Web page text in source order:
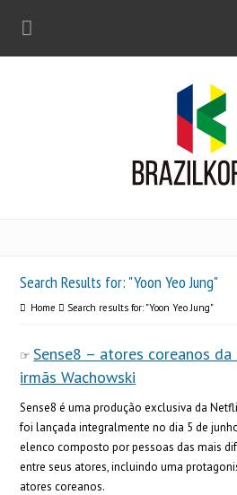
Search Results for: "Yoon Yeo Jung"
Home Search results for: "Yoon Yeo Jung"
Sense8 – atores coreanos
irmãs Wachowski
Sense8 é uma produção exclusiva da
foi lançada integralmente no dia 5 de
elenco composto por pessoas das mais
entre seus atores, incluindo uma
atores coreanos.